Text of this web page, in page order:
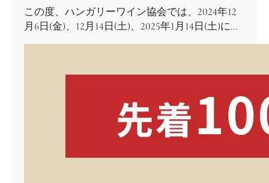
この度、ハンガリーワイン協会では、2024年12
月6日(金)、12月14日(土)、2025年1月14日(土)に…